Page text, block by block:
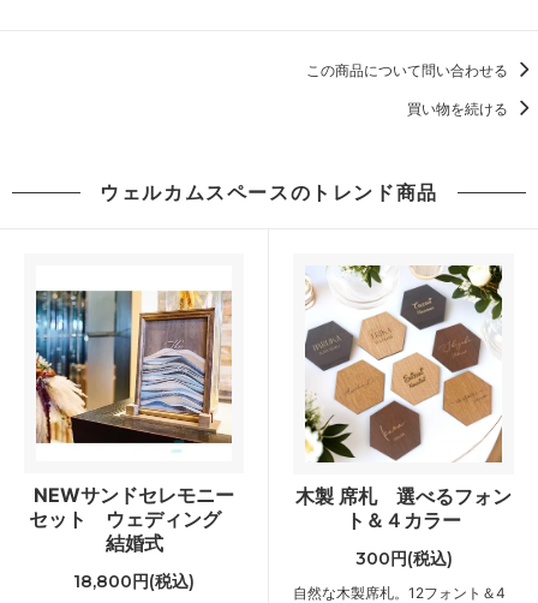
この商品について問い合わせる
買い物を続ける
ウェルカムスペースのトレンド商品
NEWサンドセレモニー
セット ウェディング
結婚式
18,800円(税込)
木製 席札 選べるフォン
ト＆４カラー
300円(税込)
自然な木製席札。12フォント＆4